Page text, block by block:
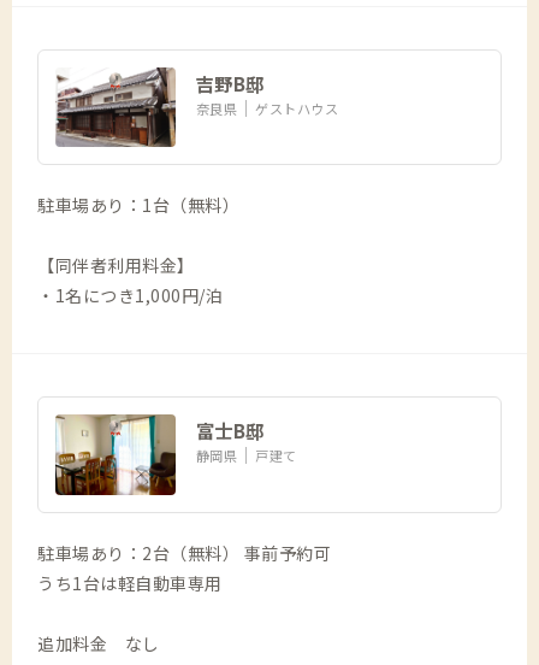
吉野B邸
奈良県 ゲストハウス
駐車場あり：1台（無料）
【同伴者利用料金】
・1名につき1,000円/泊
富士B邸
静岡県 戸建て
駐車場あり：2台（無料） 事前予約可
うち1台は軽自動車専用
追加料金 なし